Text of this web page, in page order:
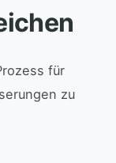
für
zu